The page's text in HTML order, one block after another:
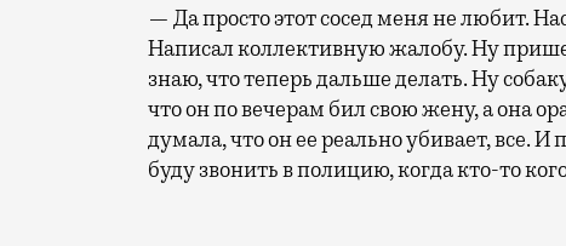
— Да просто этот сосед меня не любит.
Написал коллективную жалобу. Ну
знаю, что теперь дальше делать. Ну
что он по вечерам бил свою жену, а она
думала, что он ее реально убивает, все.
буду звонить в полицию, когда кто-то